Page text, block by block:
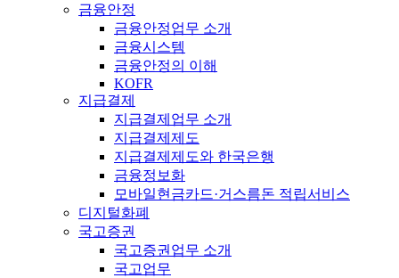
금융안정
금융안정업무 소개
금융시스템
금융안정의 이해
KOFR
지급결제
지급결제업무 소개
지급결제제도
지급결제제도와 한국은행
금융정보화
모바일현금카드·거스름돈 적립서비스
디지털화폐
국고증권
국고증권업무 소개
국고업무